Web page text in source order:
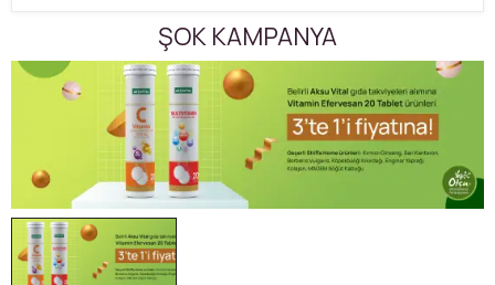
ŞOK KAMPANYA